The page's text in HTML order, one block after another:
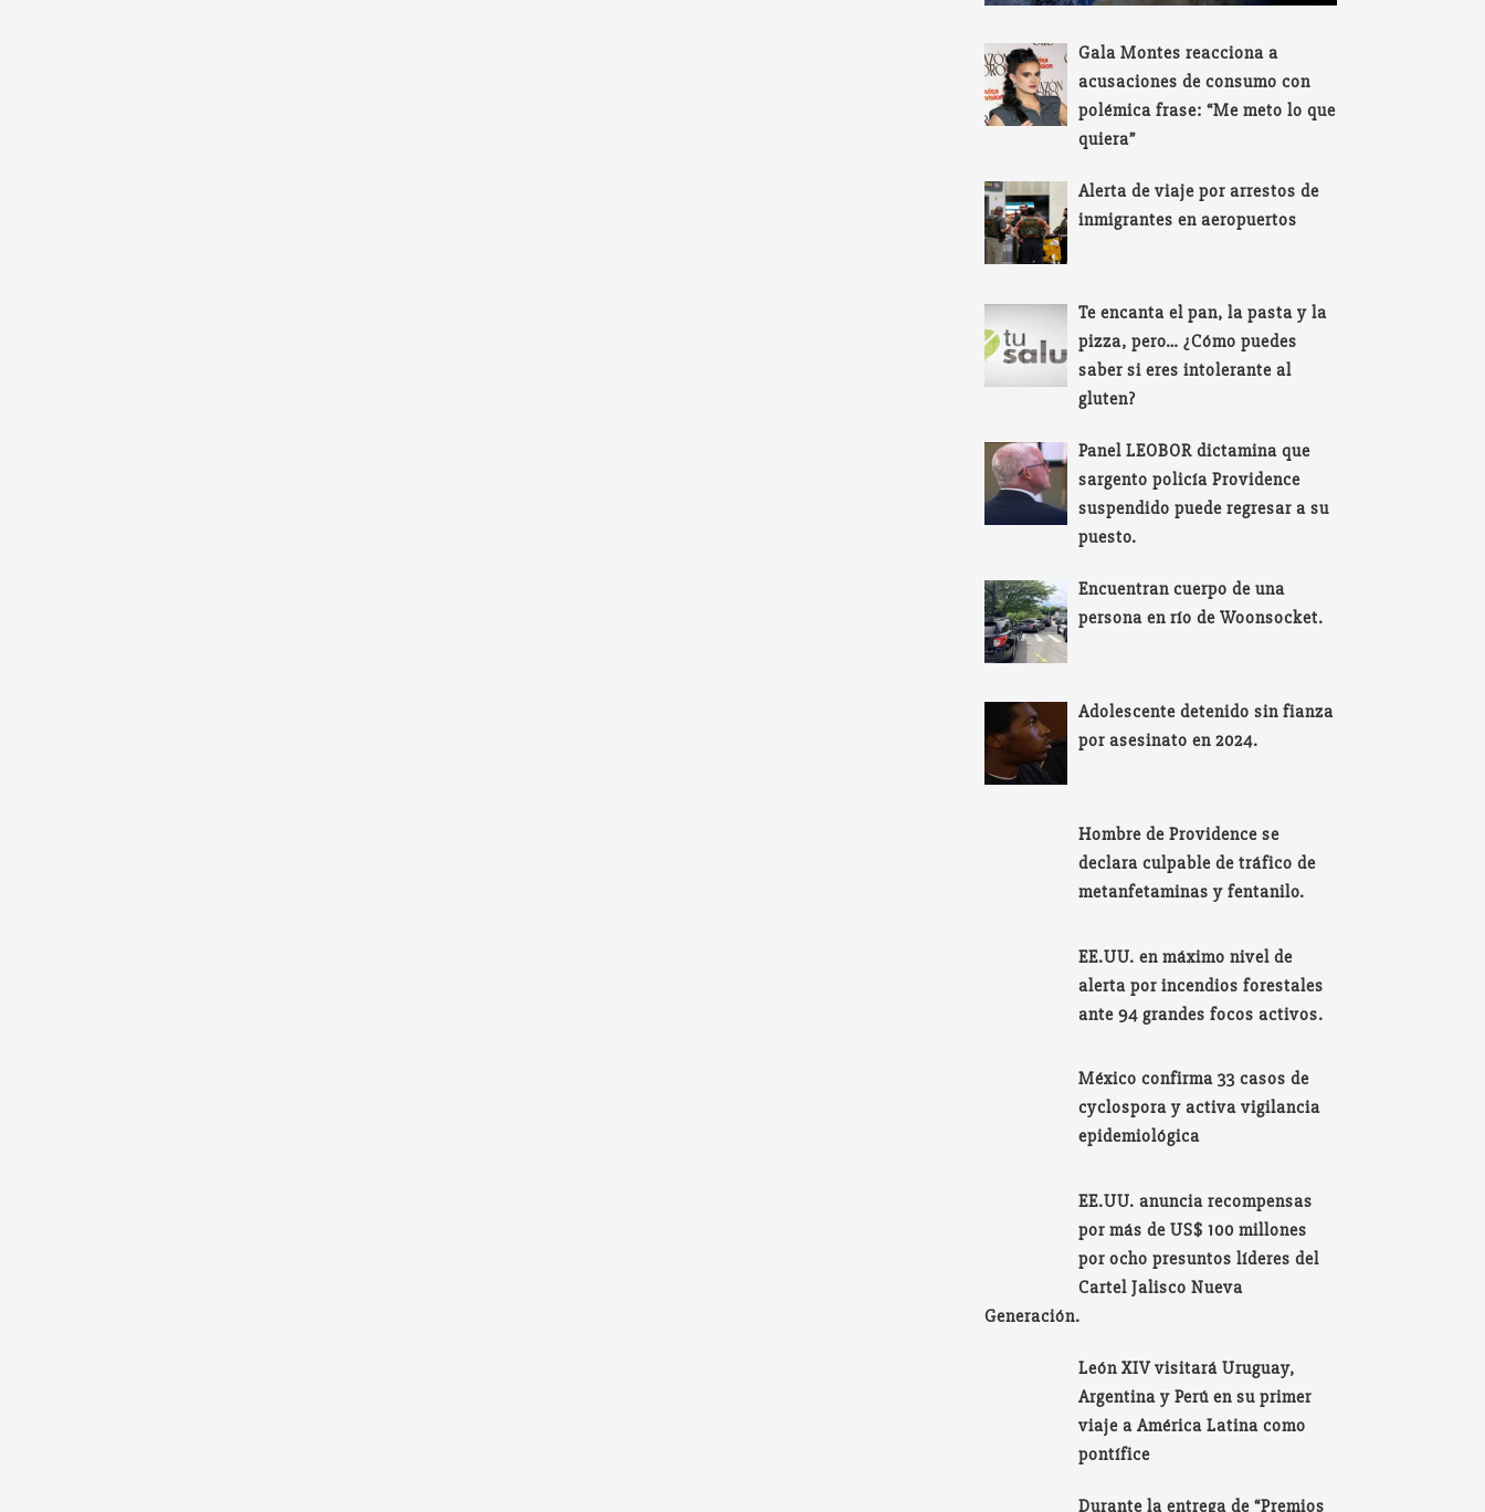
Gala Montes reacciona a
acusaciones de consumo con
polémica frase: “Me meto lo que
quiera”
Alerta de viaje por arrestos de
inmigrantes en aeropuertos
Te encanta el pan, la pasta y la
pizza, pero… ¿Cómo puedes
saber si eres intolerante al
gluten?
Panel LEOBOR dictamina que
sargento policía Providence
suspendido puede regresar a su
puesto.
Encuentran cuerpo de una
persona en río de Woonsocket.
Adolescente detenido sin fianza
por asesinato en 2024.
Hombre de Providence se
declara culpable de tráfico de
metanfetaminas y fentanilo.
EE.UU. en máximo nivel de
alerta por incendios forestales
ante 94 grandes focos activos.
México confirma 33 casos de
cyclospora y activa vigilancia
epidemiológica
EE.UU. anuncia recompensas
por más de US$ 100 millones
por ocho presuntos líderes del
Cartel Jalisco Nueva
Generación.
León XIV visitará Uruguay,
Argentina y Perú en su primer
viaje a América Latina como
pontífice
Durante la entrega de “Premios